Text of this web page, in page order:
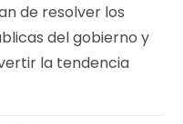
de resolver los
del gobierno y
la tendencia